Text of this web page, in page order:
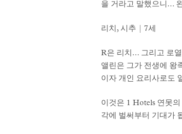
을 거라고 말했으니...
리치, 시추 | 7세
R은 리치... 그리고 로
앨린은 그가 전생에 왕
이자 개인 요리사로도
이것은 1 Hotels 연못
각에 벌써부터 기대가